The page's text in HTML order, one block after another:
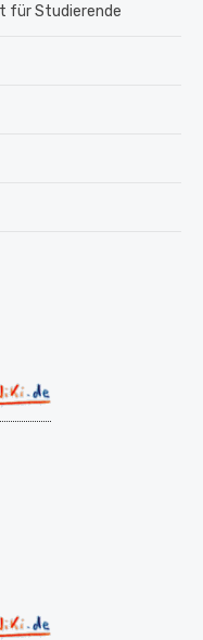
für Studierende